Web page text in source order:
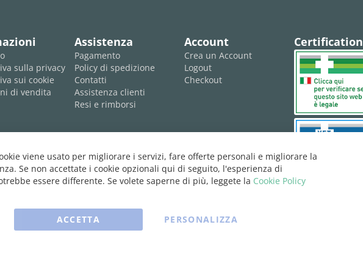
sulla privacy
sui cookie
di vendita
Assistenza
Pagamento
Policy di spedizione
Contatti
Assistenza clienti
Resi e rimborsi
Account
Crea un Account
Logout
Checkout
Certification
viene usato per migliorare i servizi, fare offerte personali e migliorare la
Se non accettate i cookie opzionali qui di seguito, l'esperienza di
essere differente. Se volete saperne di più, leggete la Cookie Policy
ACCETTA PERSONALIZZA